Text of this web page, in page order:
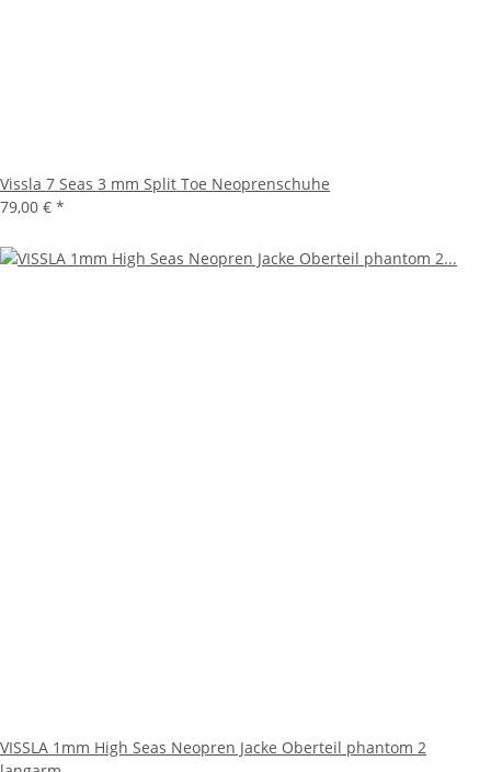
Vissla 7 Seas 3 mm Split Toe Neoprenschuhe
79,00 € *
VISSLA 1mm High Seas Neopren Jacke Oberteil phantom 2